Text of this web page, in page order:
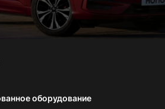
оборудование